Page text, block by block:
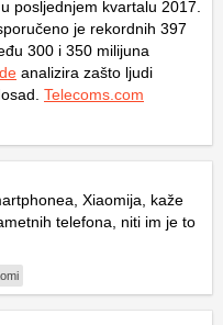
posljednjem kvartalu 2017.
je rekordnih 397
300 i 350 milijuna
analizira zašto ljudi
Telecoms.com
Xiaomija, kaže
telefona, niti im je to